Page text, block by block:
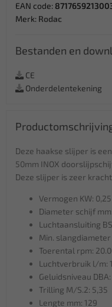
EAN code:
Merk: Rodac
Bestanden en
CE
Onderdelentekening
Deze haakse slijper is
50mm INOX
Deze slijper is zeer
Vermogen KW: 0,25
Diameter schijf
Luchtaansluiting
Min. slangdiameter
Toerental rpm:
Luchtverbruik l/m:
Geluidsniveau DBA:
Trilling M/S.2: 5,35
Lengte mm: 129